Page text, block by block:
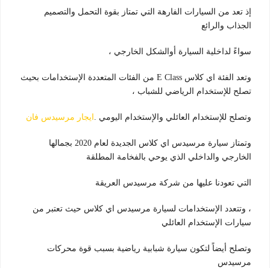
إذ تعد من السيارات الفارهة التي تمتاز بقوة التحمل والتصميم
الجذاب والرائع
سواءً لداخلية السيارة أوالشكل الخارجي ،
وتعد الفئة اي كلاس E Class من الفئات المتعددة الإستخدامات بحيث
تصلح للإستخدام الرياضي للشباب ،
وتصلح للإستخدام العائلي والإستخدام اليومي . ايجار مرسيدس فان
وتمتاز سيارة مرسيدس اي كلاس الجديدة لعام 2020 بجمالها
الخارجي والداخلي الذي يوحي بالفخامة المطلقة
التي تعودنا عليها من شركة مرسيدس العريقة
، وتتعدد الإستخدامات لسيارة مرسيدس اي كلاس حيث تعتبر من
سيارات الإستخدام العائلي
وتصلح أيضاً لتكون سيارة شبابية رياضية بسبب قوة محركات
مرسيدس